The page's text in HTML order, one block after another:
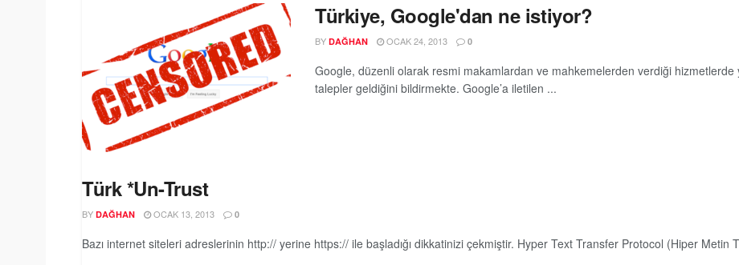
Türkiye, Google'dan ne istiyor?
BY DAĞHAN OCAK 24, 2013 0
Google, düzenli olarak resmi makamlardan ve mahkemelerden verdiği hizmetlerde
talepler geldiğini bildirmekte. Google’a iletilen ...
Türk *Un-Trust
BY DAĞHAN OCAK 13, 2013 0
Bazı internet siteleri adreslerinin http:// yerine https:// ile başladığı dikkatinizi çekmiştir. Hyper Text Transfer Protocol (Hiper Metin